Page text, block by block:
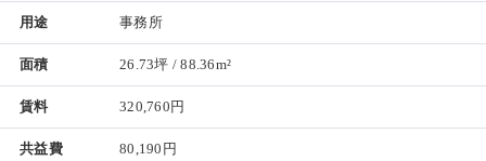
用途 事務所
面積 26.73坪 / 88.36m²
賃料 320,760円
共益費 80,190円